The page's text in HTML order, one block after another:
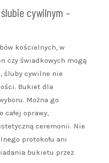
cywilnym –
kościelnych, w
czy świadkowych mogą
śluby cywilne nie
Bukiet dla
Można go
oprawy,
ceremonii. Nie
protokołu ani
bukietu przez